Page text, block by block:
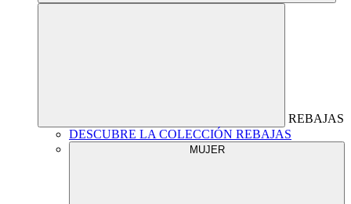
REBAJAS
DESCUBRE LA COLECCIÓN REBAJAS
MUJER